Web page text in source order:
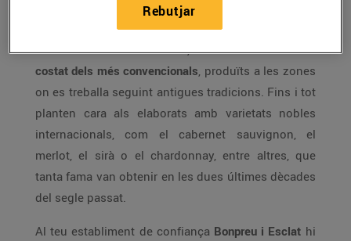
Zones com el Montsant, el Priorat, la Terra Alta,
l’Empordà, el Pla de Bages… aporten novetats
collita rere collita. Al mercat,els vins nous neixen al
costat dels més convencionals, produïts a les zones
on es treballa seguint antigues tradicions. Fins i tot
planten cara als elaborats amb varietats nobles
internacionals, com el cabernet sauvignon, el
merlot, el sirà o el chardonnay, entre altres, que
tanta fama van obtenir en les dues últimes dècades
del segle passat.
Al teu establiment de confiança Bonpreu i Esclat hi
Rebutjar